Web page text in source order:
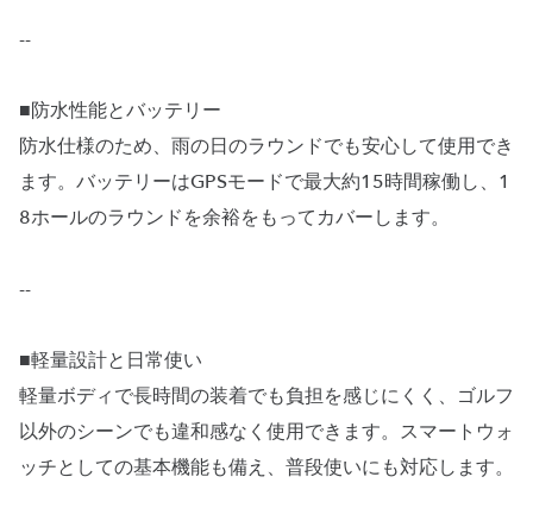
--
■防水性能とバッテリー
防水仕様のため、雨の日のラウンドでも安心して使用でき
ます。バッテリーはGPSモードで最大約15時間稼働し、1
8ホールのラウンドを余裕をもってカバーします。
--
■軽量設計と日常使い
軽量ボディで長時間の装着でも負担を感じにくく、ゴルフ
以外のシーンでも違和感なく使用できます。スマートウォ
ッチとしての基本機能も備え、普段使いにも対応します。